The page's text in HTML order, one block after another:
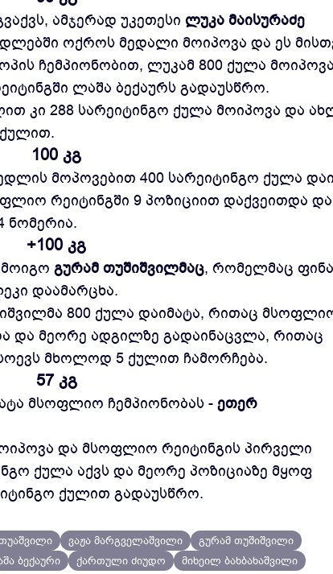
ამჯერად უკეთესი ლუკა მაისურაძე
ოქროს მედალი მოიპოვა და ეს
ჩემპიონობით, ლუკამ 800 ქულა
ლაშა ბექაურს გადაუსწრო.
კი 288 სარეიტინგო ქულა მოიპოვა და
100 კგ
მოპოვებით 400 სარეიტინგო ქულა
რეიტინგში 9 პოზიციით დაქვეითდა და
ნომერია.
+100 კგ
გურამ თუშიშვილმაც, რომელმაც
დაამარცხა.
800 ქულა დაიმატა, რითაც
და მეორე ადგილზე გადაინაცვლა, რითაც
მხოლოდ 5 ქულით ჩამორჩება.
57 კგ
მსოფლიო ჩემპიონობას - ეთერ
და მსოფლიო რეიტინგის პირველი
ქულა აქვს და მეორე პოზიციაზე მყოფ
ქულით გადაუსწრო.
ვაჟა მარგველაშვილი
გურამ თუშიშვილი
ბექაური ქართული ძიუდო
მიხეილ ბახბახაშვილი